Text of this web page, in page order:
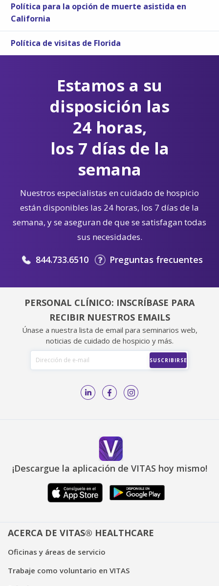
Política para la opción de muerte asistida en
California
Política de visitas de Florida
Estamos a su
disposición las
24 horas,
los 7 días de la
semana
Nuestros especialistas en cuidado de hospicio
están disponibles las 24 horas, los 7 días de la
semana, y se aseguran de que se satisfagan todas
sus necesidades.
844.733.6510 Preguntas frecuentes
PERSONAL CLÍNICO: INSCRÍBASE PARA
RECIBIR NUESTROS EMAILS
Únase a nuestra lista de email para seminarios web,
noticias de cuidado de hospicio y más.
¡Descargue la aplicación de VITAS hoy mismo!
ACERCA DE VITAS® HEALTHCARE
Oficinas y áreas de servicio
Trabaje como voluntario en VITAS